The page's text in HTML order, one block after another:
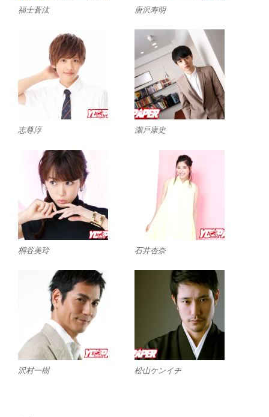
福士蒼汰 唐沢寿明
志尊淳 瀬戸康史
桐谷美玲 石井杏奈
沢村一樹 松山ケンイチ